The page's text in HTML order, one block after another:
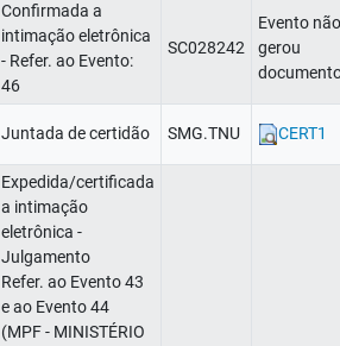
Confirmada a
intimação eletrônica
- Refer. ao Evento:
46
SC028242
Evento não
gerou
Juntada de certidão SMG.TNU CERT1
Expedida/certificada
a intimação
eletrônica -
Julgamento
Refer. ao Evento 43
e ao Evento 44
(MPF - MINISTÉRIO